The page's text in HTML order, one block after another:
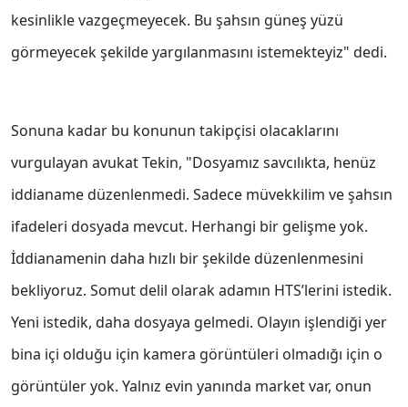
kesinlikle vazgeçmeyecek. Bu şahsın güneş yüzü
görmeyecek şekilde yargılanmasını istemekteyiz" dedi.
Sonuna kadar bu konunun takipçisi olacaklarını
vurgulayan avukat Tekin, "Dosyamız savcılıkta, henüz
iddianame düzenlenmedi. Sadece müvekkilim ve şahsın
ifadeleri dosyada mevcut. Herhangi bir gelişme yok.
İddianamenin daha hızlı bir şekilde düzenlenmesini
bekliyoruz. Somut delil olarak adamın HTS’lerini istedik.
Yeni istedik, daha dosyaya gelmedi. Olayın işlendiği yer
bina içi olduğu için kamera görüntüleri olmadığı için o
görüntüler yok. Yalnız evin yanında market var, onun